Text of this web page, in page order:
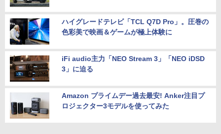
ハイグレードテレビ「TCL Q7D Pro」。圧巻の
色彩美で映画＆ゲームが極上体験に
iFi audio主力「NEO Stream 3」「NEO iDSD
3」に迫る
Amazon プライムデー過去最安! Anker注目プ
ロジェクター3モデルを使ってみた